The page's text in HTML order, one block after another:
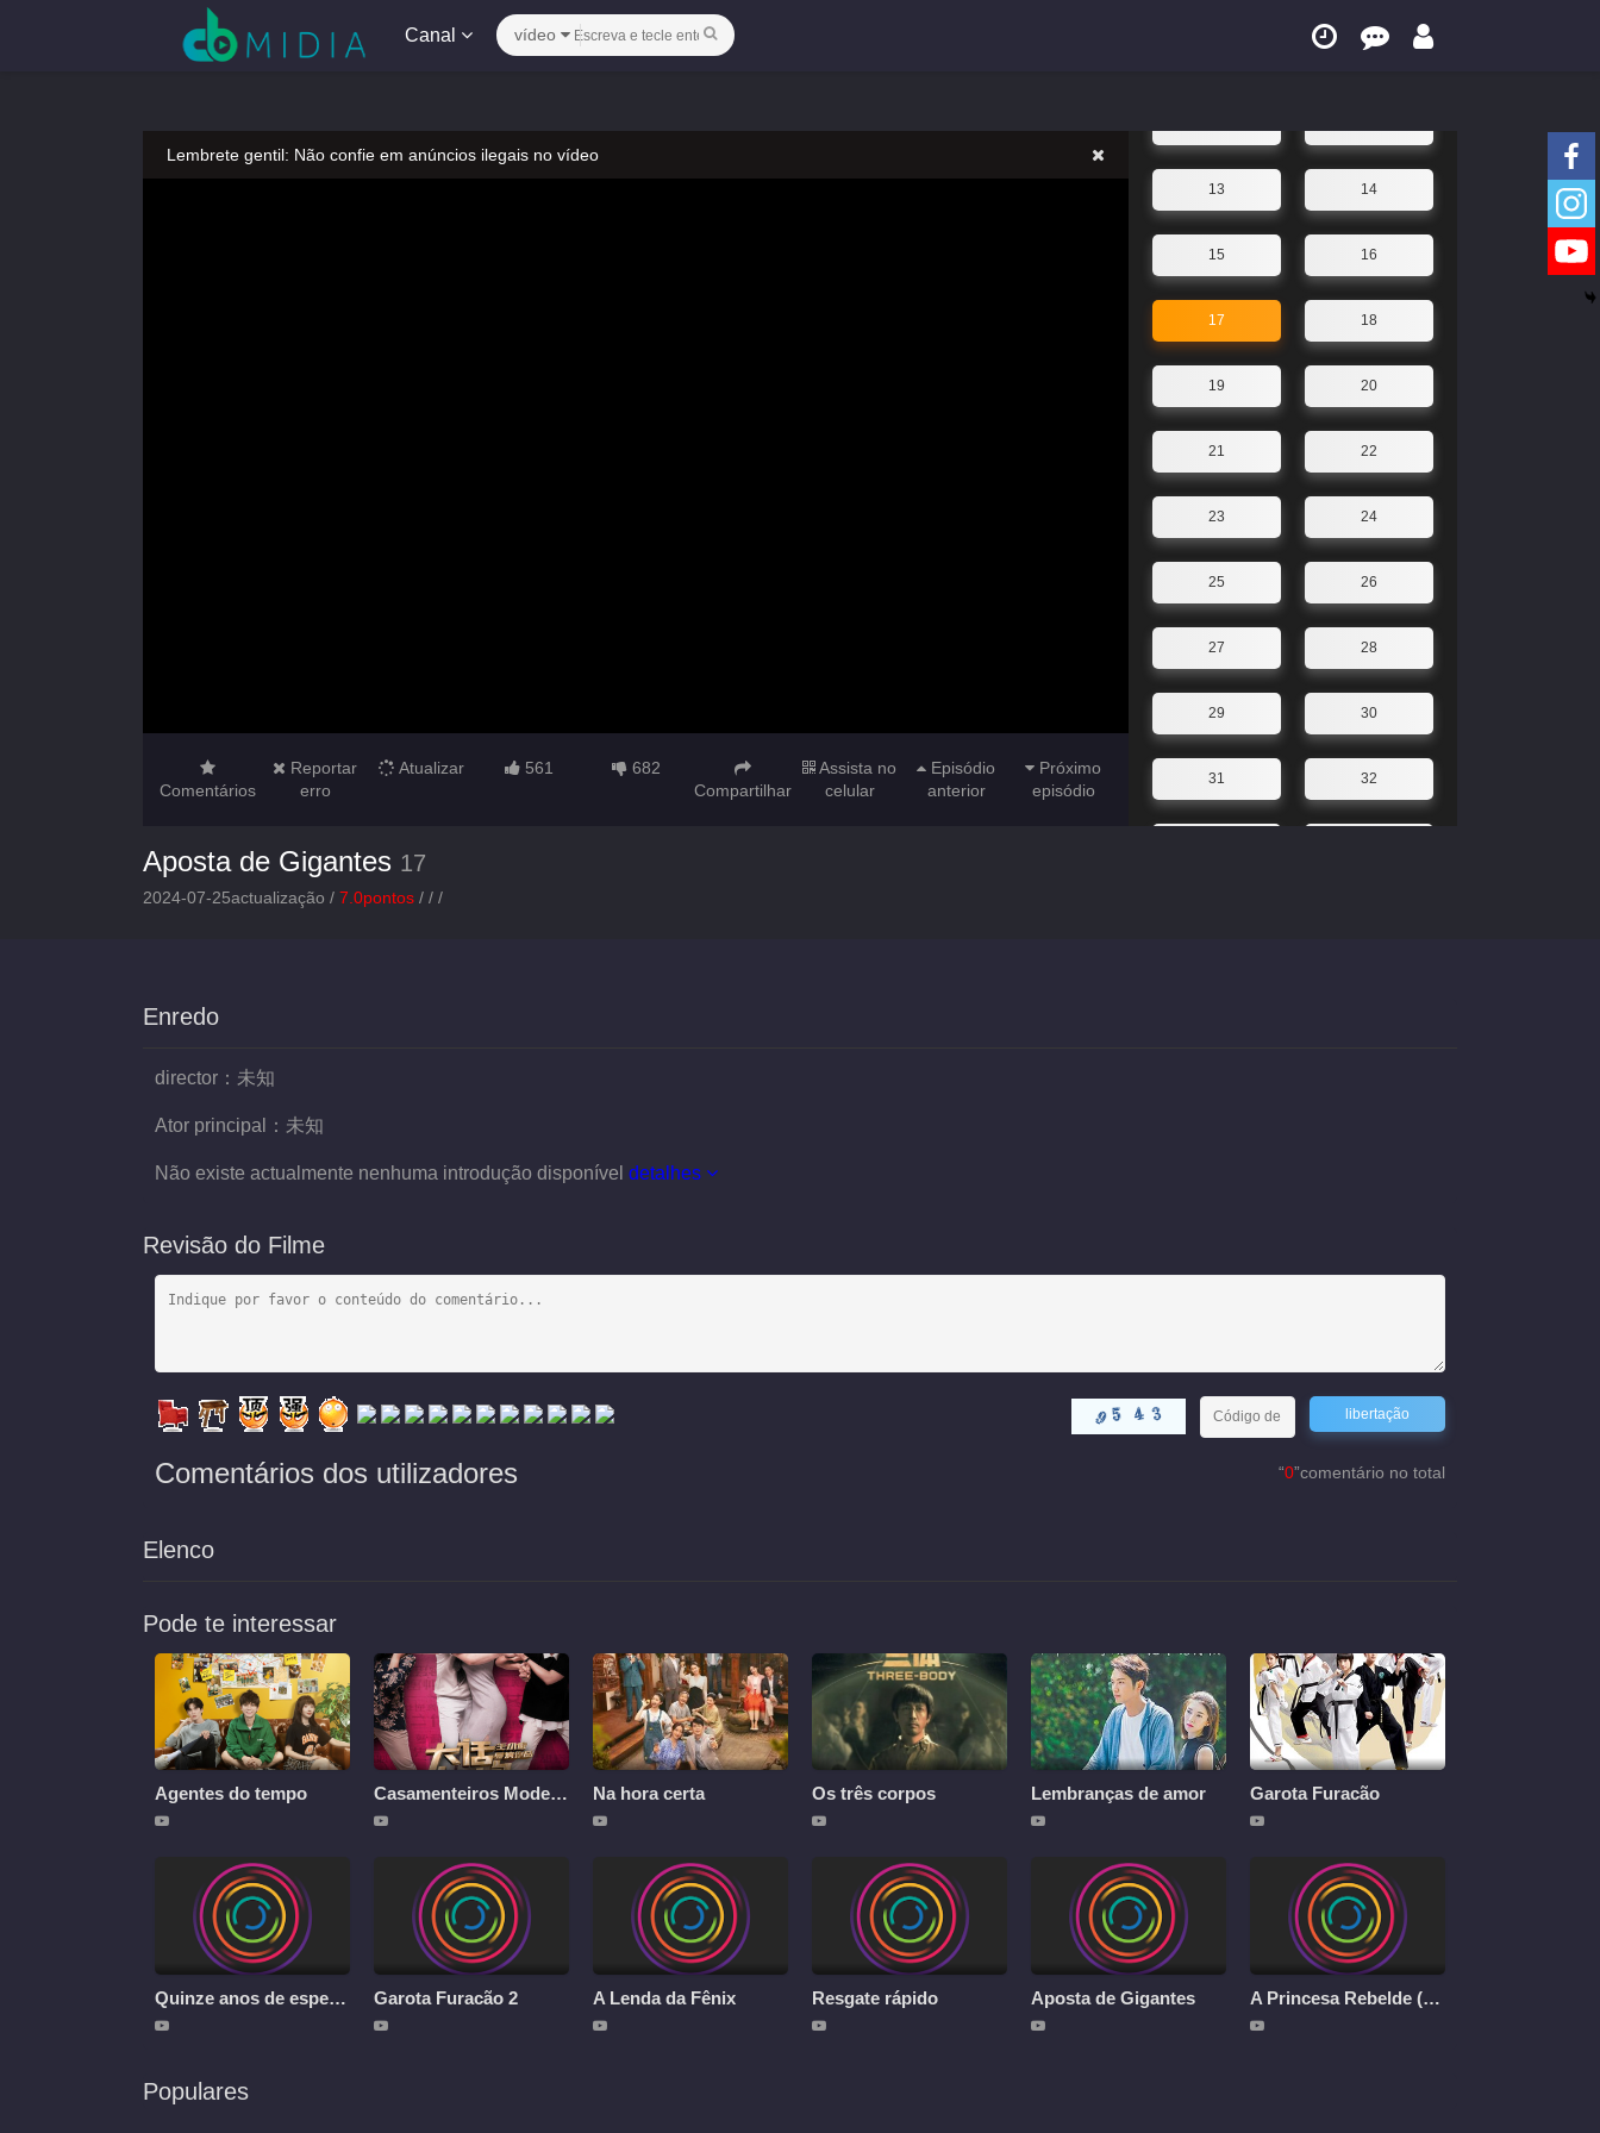
Canal vídeo
Lembrete gentil: Não confie em anúncios ilegais no vídeo
Comentários
Reportar
erro
Atualizar 561
682
Compartilhar
Assista no
celular
Episódio
anterior
Próximo
episódio
13 14
15 16
17 18
19 20
21 22
23 24
25 26
27 28
29 30
31 32
Aposta de Gigantes 17
2024-07-25actualização / 7.0pontos / / /
Enredo
director： 未知
Ator principal： 未知
Não existe actualmente nenhuma introdução disponível detalhes
Revisão do Filme
“0”comentário no total
Comentários dos utilizadores
Elenco
Pode te interessar
Agentes do tempo Casamenteiros Modernos Na hora certa Os três corpos Lembranças de amor Garota Furacão
Quinze anos de espera pelos pássaros migratórios Garota Furacão 2 A Lenda da Fênix Resgate rápido Aposta de Gigantes A Princesa Rebelde (Dublado)
Populares